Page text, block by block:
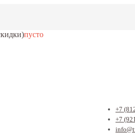
пусто
+7
+7